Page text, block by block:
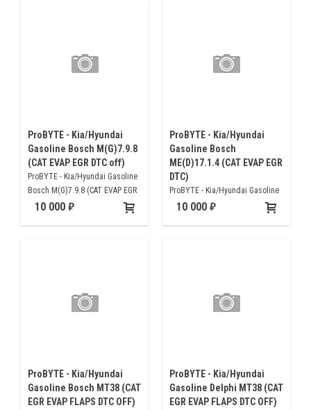
ProBYTE - Kia/Hyundai
Gasoline Bosch M(G)7.9.8
(CAT EVAP EGR DTC off)
ProBYTE - Kia/Hyundai Gasoline
Bosch M(G)7.9.8 (CAT EVAP EGR
DTC off)
10 000
ProBYTE - Kia/Hyundai
Gasoline Bosch
ME(D)17.1.4 (CAT EVAP EGR
DTC)
ProBYTE - Kia/Hyundai Gasoline
Bosch ME(D)17.1.4 (CAT EVAP
10 000
ProBYTE - Kia/Hyundai
Gasoline Bosch MT38 (CAT
EGR EVAP FLAPS DTC OFF)
ProBYTE - Kia/Hyundai
Gasoline Delphi MT38 (CAT
EGR EVAP FLAPS DTC OFF)